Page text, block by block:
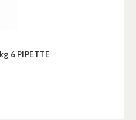
6 PIPETTE